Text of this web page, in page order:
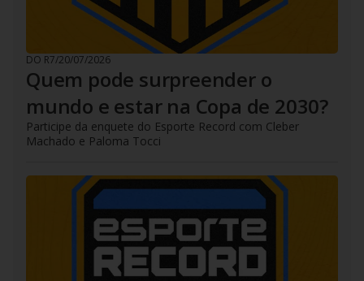
DO R7/20/07/2026
Quem pode surpreender o
mundo e estar na Copa de 2030?
Participe da enquete do Esporte Record com Cleber
Machado e Paloma Tocci